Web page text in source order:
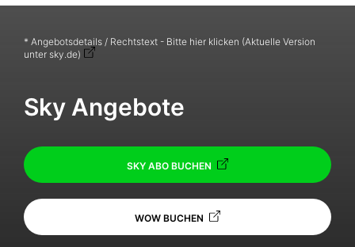
* Angebotsdetails / Rechtstext - Bitte hier klicken (Aktuelle Version
unter sky.de)
Sky Angebote
SKY ABO BUCHEN
WOW BUCHEN